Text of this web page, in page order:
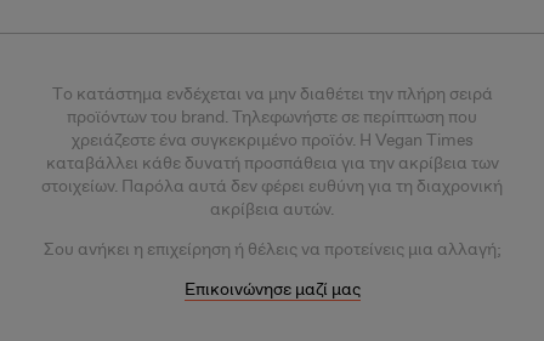
Tο κατάστημα ενδέχεται να μην διαθέτει την πλήρη σειρά
προϊόντων του brand. Τηλεφωνήστε σε περίπτωση που
χρειάζεστε ένα συγκεκριμένο προϊόν. Η Vegan Times
καταβάλλει κάθε δυνατή προσπάθεια για την ακρίβεια των
στοιχείων. Παρόλα αυτά δεν φέρει ευθύνη για τη διαχρονική
ακρίβεια αυτών.
Σου ανήκει η επιχείρηση ή θέλειςνα προτείνεις μια αλλαγή;
Επικοινώνησε μαζί μας